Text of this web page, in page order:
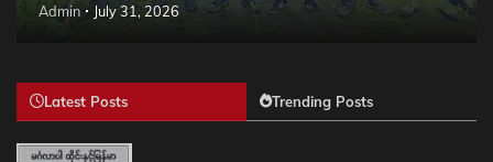
Admin July 31, 2026
Latest Posts Trending Posts